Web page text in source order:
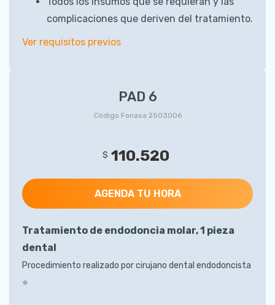
complicaciones que deriven del tratamiento.
Ver requisitos previos
PAD 6
Código Fonasa 2503006
$ 110.520
AGENDA TU HORA
Tratamiento de endodoncia molar, 1 pieza
dental
Procedimiento realizado por cirujano dental endodoncista
⭐️